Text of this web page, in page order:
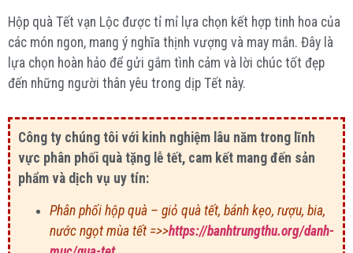
Hộp quà Tết vạn Lộc được tỉ mỉ lựa chọn kết hợp tinh hoa của
các món ngon, mang ý nghĩa thịnh vượng và may mắn. Đây là
lựa chọn hoàn hảo để gửi gắm tình cảm và lời chúc tốt đẹp
đến những người thân yêu trong dịp Tết này.
Công ty chúng tôi với kinh nghiệm lâu năm trong lĩnh
vực phân phối quà tặng lễ tết, cam kết mang đến sản
phẩm và dịch vụ uy tín:
Phân phối hộp quà – giỏ quà tết, bánh kẹo, rượu, bia,
nước ngọt mùa tết =>>https://banhtrungthu.org/danh-